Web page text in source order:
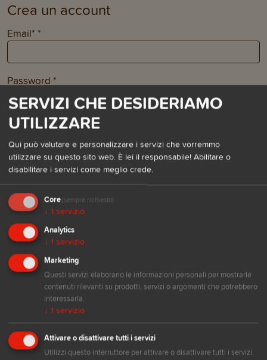
Crea un account
Email* *
Password *
Conferma la password
Numero cani*
Numero gatti *
SERVIZI CHE DESIDERIAMO
UTILIZZARE
Qui può valutare e personalizzare i servizi che vorremmo
utilizzare su questo sito web. È lei il responsabile! Abilitare o
disabilitare i servizi come meglio crede.
Core (sempre richiesto)
↓ 1 servizio
Analytics
↓ 1 servizio
Marketing
Questi servizi elaborano le informazioni personali per mostrarle
contenuti rilevanti su prodotti, servizi o argomenti che potrebbero
interessarla.
↓ 1 servizio
Attivare o disattivare tutti i servizi
Utilizzi questo interruttore per attivare o disattivare tutti i servizi.